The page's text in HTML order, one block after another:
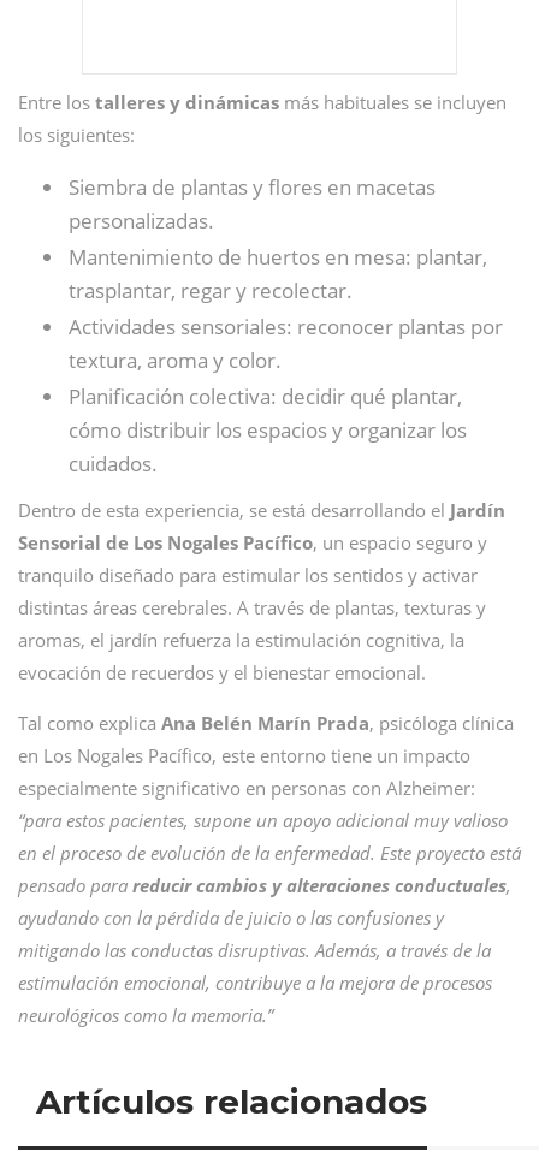
Entre los talleres y dinámicas más habituales se incluyen
los siguientes:
Siembra de plantas y flores en macetas
personalizadas.
Mantenimiento de huertos en mesa: plantar,
trasplantar, regar y recolectar.
Actividades sensoriales: reconocer plantas por
textura, aroma y color.
Planificación colectiva: decidir qué plantar,
cómo distribuir los espacios y organizar los
cuidados.
Dentro de esta experiencia, se está desarrollando el Jardín
Sensorial de Los Nogales Pacífico, un espacio seguro y
tranquilo diseñado para estimular los sentidos y activar
distintas áreas cerebrales. A través de plantas, texturas y
aromas, el jardín refuerza la estimulación cognitiva, la
evocación de recuerdos y el bienestar emocional.
Tal como explica Ana Belén Marín Prada, psicóloga clínica
en Los Nogales Pacífico, este entorno tiene un impacto
especialmente significativo en personas con Alzheimer:
“para estos pacientes, supone un apoyo adicional muy valioso
en el proceso de evolución de la enfermedad. Este proyecto está
pensado para reducir cambios y alteraciones conductuales,
ayudando con la pérdida de juicio o las confusiones y
mitigando las conductas disruptivas. Además, a través de la
estimulación emocional, contribuye a la mejora de procesos
neurológicos como la memoria.”
Artículos relacionados